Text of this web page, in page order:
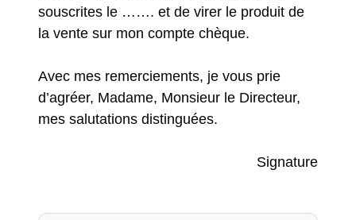
souscrites le ……. et de virer le produit de
la vente sur mon compte chèque.
Avec mes remerciements, je vous prie
d’agréer, Madame, Monsieur le Directeur,
mes salutations distinguées.
Signature